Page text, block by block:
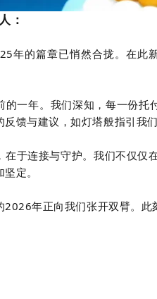
：
年的篇章已悄然合拢。在
的一年。我们深知，每一份
反馈与建议，如灯塔般指引
在于连接与守护。我们不仅
定。
2026年正向我们张开双臂。